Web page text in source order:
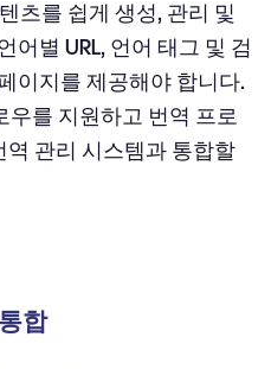
츠를 쉽게 생성, 관리 및
어별 URL, 언어 태그 및 검
이지를 제공해야 합니다.
우를 지원하고 번역 프로
관리 시스템과 통합할
합